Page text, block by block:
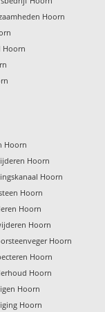
Hoorn
Hoorn
Hoorn
Hoorn
Hoorn
Hoorn
Hoorn
Hoorn
Hoorn
Hoorn
Hoorn
Hoorn
Hoorn